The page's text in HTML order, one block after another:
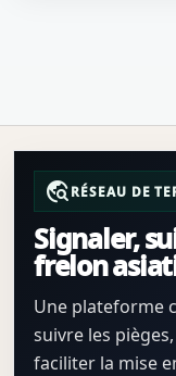
travel_exploreRÉSEAU DE
Signaler,
frelon
Une plateforme
suivre les
faciliter la mise